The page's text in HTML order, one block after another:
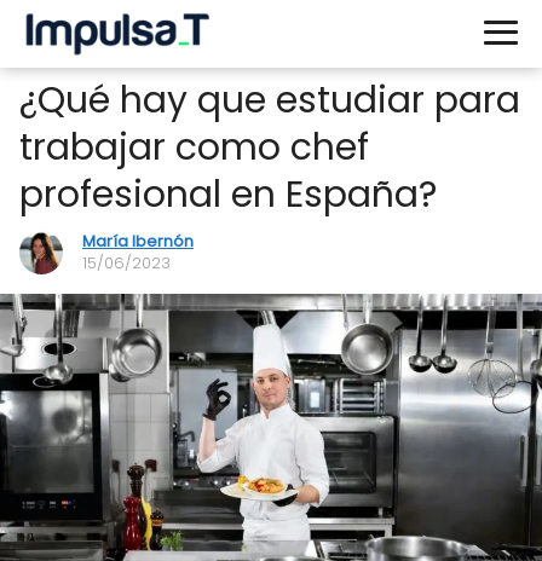
¿Qué hay que estudiar para
trabajar como chef
profesional en España?
María Ibernón
15/06/2023